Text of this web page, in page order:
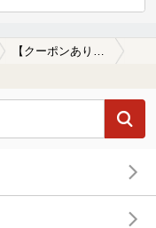
【クーポンあり】朝風呂に入れる荏原中延駅近くの温泉、日帰り温泉、スーパー銭湯おすすめ